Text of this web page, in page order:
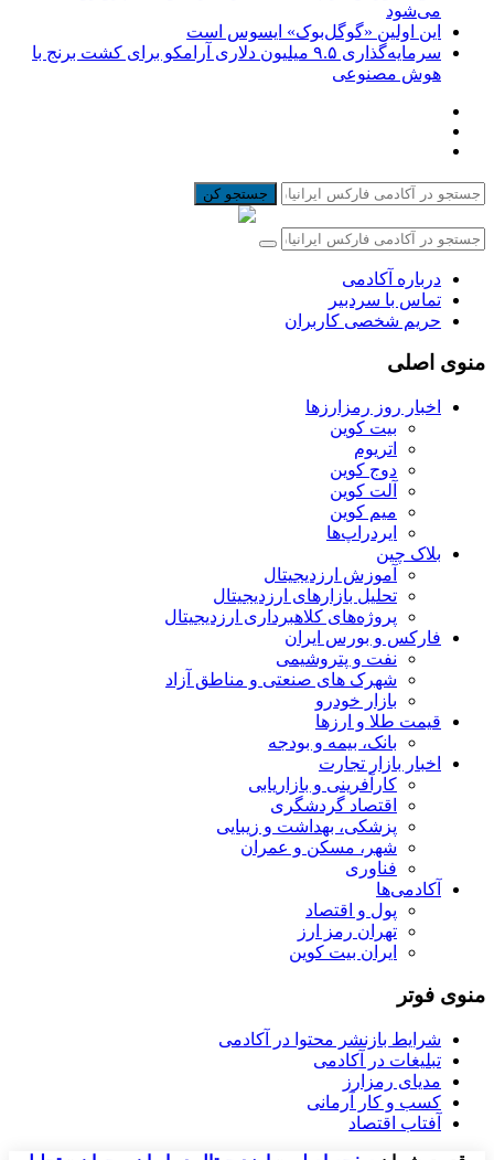
می‌شود
این اولین «گوگل‌بوک» ایسوس است
سرمایه‌گذاری ۹.۵ میلیون دلاری آرامکو برای کشت برنج با
هوش مصنوعی
جستجو کن
درباره آکادمی
تماس با سردبیر
حریم شخصی کاربران
منوی اصلی
اخبار روز رمزارزها
بیت کوین
اتریوم
دوج کوین
آلت کوین
میم کوین‌
ایردراپ‌ها
بلاک چین
آموزش ارزدیجیتال
تحلیل بازارهای ارزدیجیتال
پروژه‌های کلاهبرداری ارزدیجیتال
فارکس و بورس ایران
نفت و پتروشیمی
شهرک های صنعتی و مناطق آزاد
بازار خودرو
قیمت طلا و ارزها
بانک، بیمه و بودجه
اخبار بازار تجارت
کارآفرینی و بازاریابی
اقتصاد گردشگری
پزشکی، بهداشت و زیبایی
شهر، مسکن و عمران
فناوری
آکادمی‌ها
پول و اقتصاد
تهران رمز ارز
ایران بیت کوین
منوی فوتر
شرایط بازنشر محتوا در آکادمی
تبلیغات در آکادمی
مدیای رمزارز
کسب و کار آرمانی
آفتاب اقتصاد